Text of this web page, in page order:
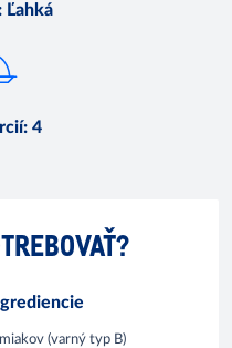
Ľahká
: 4
(varný typ B)